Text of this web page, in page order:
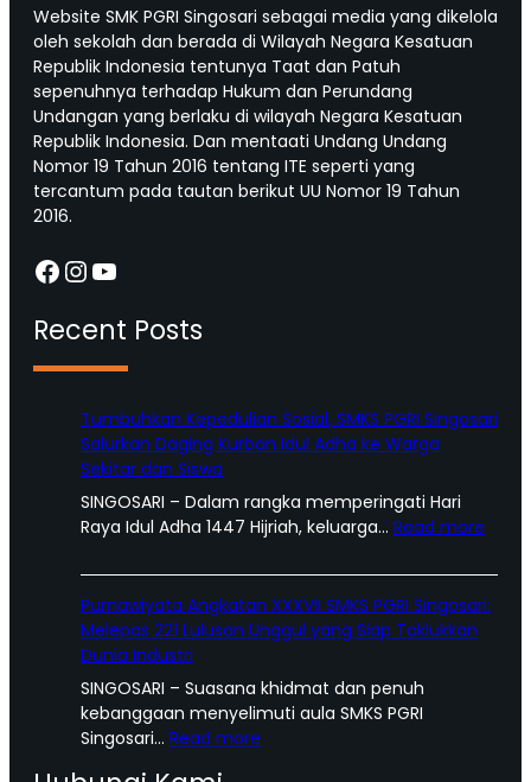
Website SMK PGRI Singosari sebagai media yang dikelola
oleh sekolah dan berada di Wilayah Negara Kesatuan
Republik Indonesia tentunya Taat dan Patuh
sepenuhnya terhadap Hukum dan Perundang
Undangan yang berlaku di wilayah Negara Kesatuan
Republik Indonesia. Dan mentaati Undang Undang
Nomor 19 Tahun 2016 tentang ITE seperti yang
tercantum pada tautan berikut UU Nomor 19 Tahun
2016.
Facebook InstagramYouTube
Recent Posts
Tumbuhkan Kepedulian Sosial, SMKS PGRI Singosari
Salurkan Daging Kurban Idul Adha ke Warga
Sekitar dan Siswa
SINGOSARI – Dalam rangka memperingati Hari
Raya Idul Adha 1447 Hijriah, keluarga… Read more
u
m
Purnawiyata Angkatan XXXVII SMKS PGRI Singosari:
Melepas 221 Lulusan Unggul yang Siap Taklukkan
Dunia Industri
SINGOSARI – Suasana khidmat dan penuh
kebanggaan menyelimuti aula SMKS PGRI
Singosari… Read more